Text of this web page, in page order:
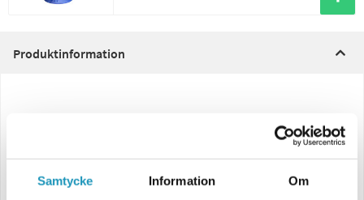
Samtycke Information Om
Produktinformation
släp. Enkel och funktionell design. Gör sitt jobb. För robustare och
vidare utvecklade modeller så våra andra stödhjul i relaterade